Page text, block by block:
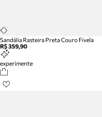
Sandália Rasteira Preta Couro Fivela
R$ 359,90
experimente